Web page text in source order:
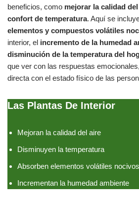
beneficios, como mejorar la calidad
confort de temperatura. Aquí se
elementos y compuestos volátiles
interior, el incremento de la humedad
disminución de la temperatura del
que ver con las respuestas
directa con el estado físico de las
Las Plantas De Interior
Mejoran la calidad del aire
Disminuyen la temperatura
Absorben elementos volátiles nocivos
Incrementan la humedad ambiente